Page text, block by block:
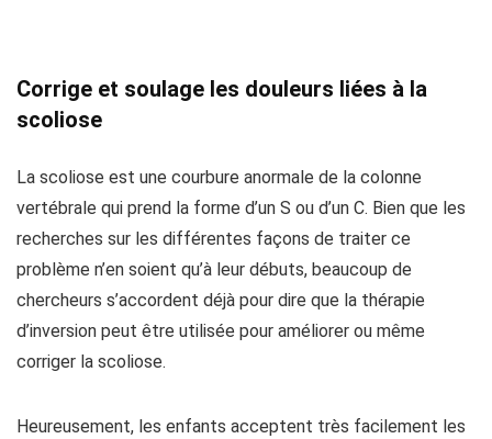
Corrige et soulage les douleurs liées à la
scoliose
La scoliose est une courbure anormale de la colonne
vertébrale qui prend la forme d’un S ou d’un C. Bien que les
recherches sur les différentes façons de traiter ce
problème n’en soient qu’à leur débuts, beaucoup de
chercheurs s’accordent déjà pour dire que la thérapie
d’inversion peut être utilisée pour améliorer ou même
corriger la scoliose.
Heureusement, les enfants acceptent très facilement les